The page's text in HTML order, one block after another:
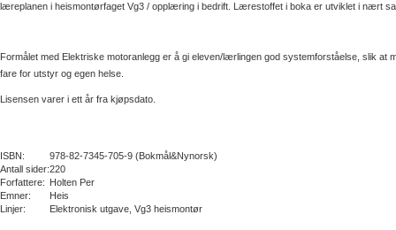
læreplanen i heismontørfaget Vg3 / opplæring i bedrift. Lærestoffet i boka er utviklet i nært
Formålet med Elektriske motoranlegg er å gi eleven/lærlingen god systemforståelse, slik at
fare for utstyr og egen helse.
Lisensen varer i ett år fra kjøpsdato.
ISBN:
978-82-7345-705-9 (Bokmål&Nynorsk)
Antall sider:220
Forfattere: Holten Per
Emner:
Heis
Linjer:
Elektronisk utgave, Vg3 heismontør